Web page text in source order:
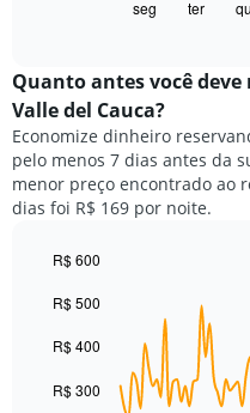
O
gráfico
tem
1
eixo
Y
exibindo
preço
de
um
quarto
exibe
o
preço
médio
de
um
quarto
cada
da
O
tem
seg ter
Quanto antes você
Valle del Cauca?
Economize dinheiro
pelo menos 7 dias antes da
menor preço encontrado ao
dias foi R$ 169 por noite.
chart
90
points.
graphic.
R$ 300
R$ 400
R$ 500
R$ 600